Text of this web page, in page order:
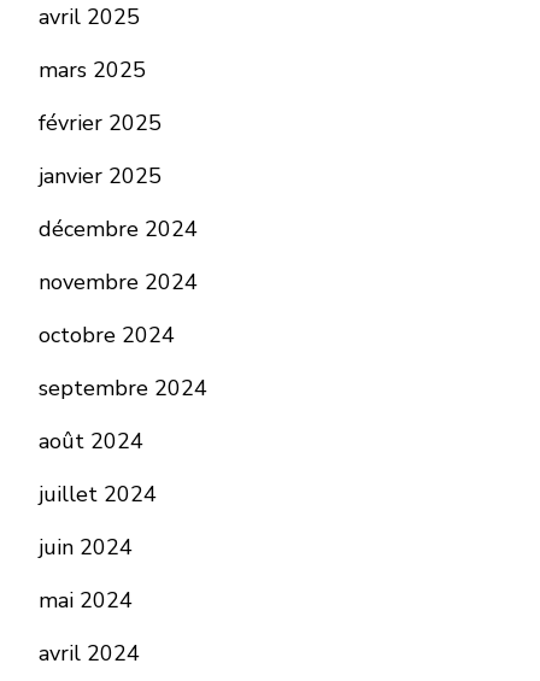
avril 2025
mars 2025
février 2025
janvier 2025
décembre 2024
novembre 2024
octobre 2024
septembre 2024
août 2024
juillet 2024
juin 2024
mai 2024
avril 2024